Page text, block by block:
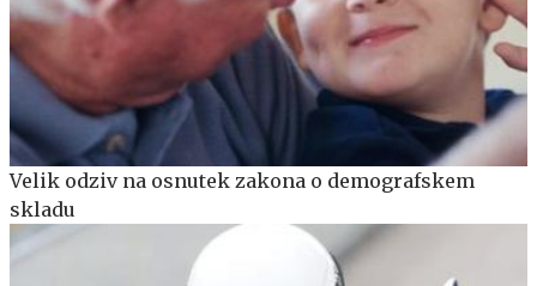
Velik odziv na osnutek zakona o demografskem
skladu